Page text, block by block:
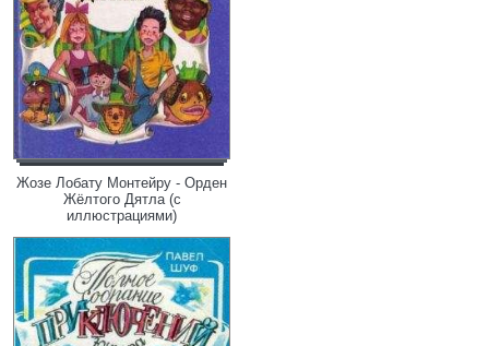
Жозе Лобату Монтейру - Орден
Жёлтого Дятла (с
иллюстрациями)